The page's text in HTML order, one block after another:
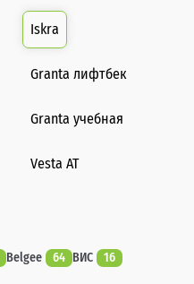
Iskra
Granta лифтбек
Granta учебная
Vesta AT
Belgee 64 ВИС
16